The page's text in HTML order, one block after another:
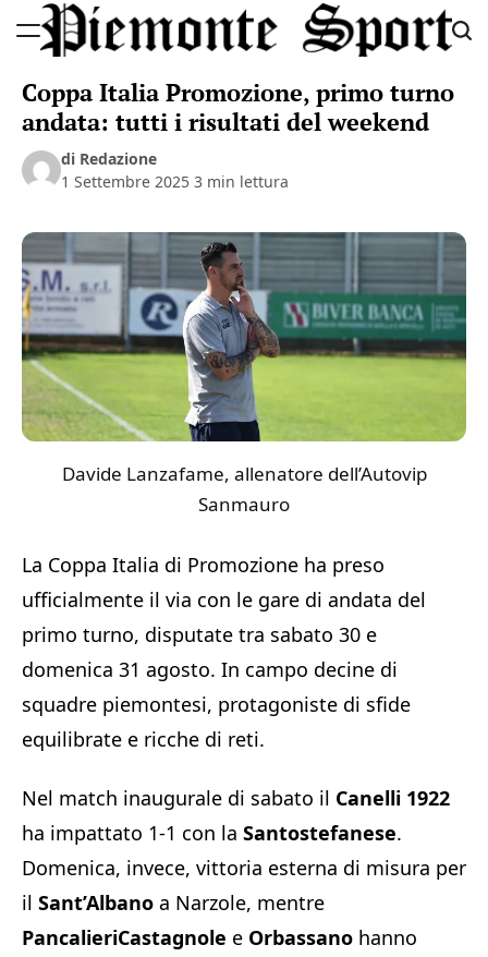
to
Sport
Coppa Italia Promozione, primo turno
andata: tutti i risultati del weekend
di Redazione
1 Settembre 2025 3 min lettura
Davide Lanzafame, allenatore dell’Autovip
Sanmauro
La Coppa Italia di Promozione ha preso
ufficialmente il via con le gare di andata del
primo turno, disputate tra sabato 30 e
domenica 31 agosto. In campo decine di
squadre piemontesi, protagoniste di sfide
equilibrate e ricche di reti.
Nel match inaugurale di sabato il Canelli 1922
ha impattato 1-1 con la Santostefanese.
Domenica, invece, vittoria esterna di misura per
il Sant’Albano a Narzole, mentre
PancalieriCastagnole e Orbassano hanno